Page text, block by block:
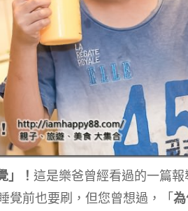
」！ 這是樂爸曾經看過的一篇
覺前也要刷，但您曾想過，「